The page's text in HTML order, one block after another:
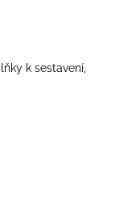
k sestavení,